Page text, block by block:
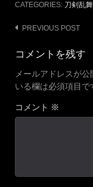
CATEGORIES: 刀剣乱
Post
navigation
PREVIOUS POST
コメントを残す
メールアドレスが公
いる欄は必須項目で
コメント ※